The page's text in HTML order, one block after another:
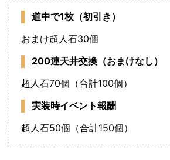
道中で1枚（初引き）
おまけ超人石30個
200連天井交換（おまけなし）
超人石70個（合計100個）
実装時イベント報酬
超人石50個（合計150個）